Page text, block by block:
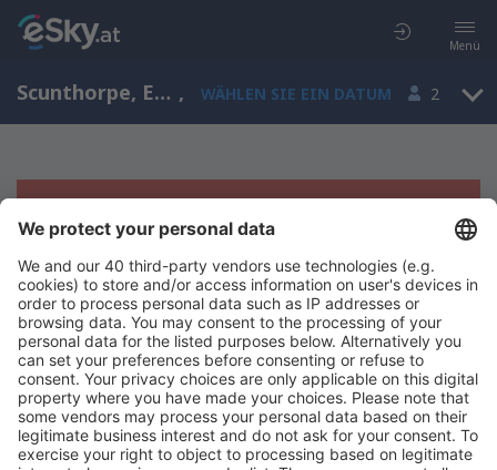
Menü
Scunthorpe, England, Großbritannien , WÄHLEN SIE EIN DATUM 2
Es tut uns leid, wir können keine
Ergebnisse aufzeigen
Bitte starten Sie Ihre Suche erneut mit anderen Suchkriterien.